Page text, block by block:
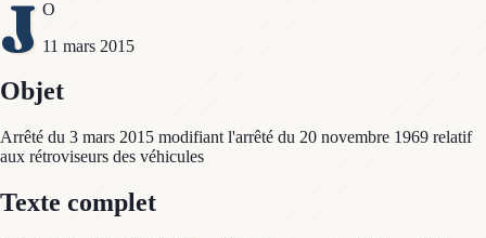
J O
11 mars 2015
Objet
Arrêté du 3 mars 2015 modifiant l'arrêté du 20 novembre 1969 relatif
aux rétroviseurs des véhicules
Texte complet